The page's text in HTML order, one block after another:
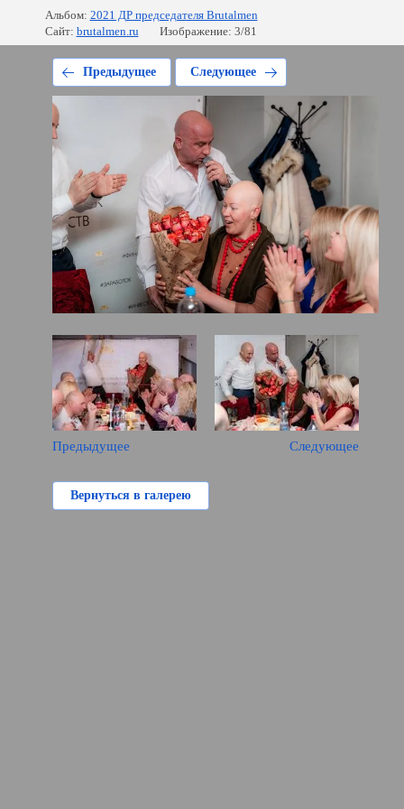
Альбом: 2021 ДР председателя Brutalmen
Сайт: brutalmen.ru Изображение: 3/81
Предыдущее Следующее
Предыдущее Следующее
Вернуться в галерею